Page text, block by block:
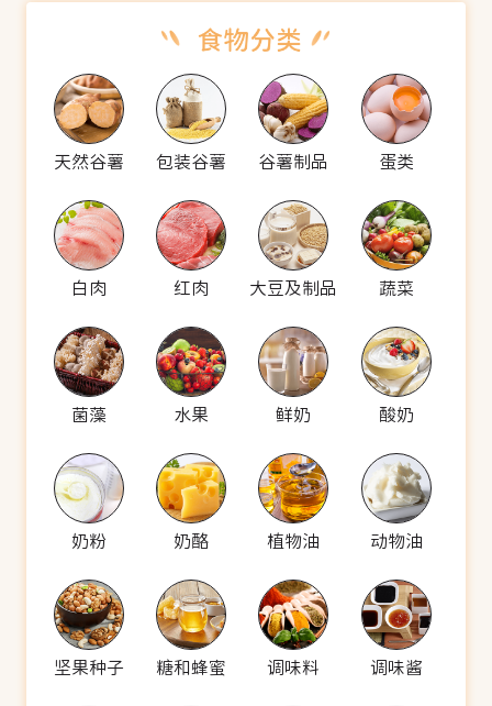
天然谷薯 包装谷薯 谷薯制品 蛋类
白肉 红肉 大豆及制品 蔬菜
菌藻 水果 鲜奶 酸奶
奶粉 奶酪 植物油 动物油
坚果种子 糖和蜂蜜 调味料 调味酱